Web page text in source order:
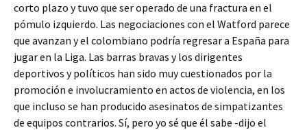
corto plazo y tuvo que ser operado de una fractura en el
pómulo izquierdo. Las negociaciones con el Watford parece
que avanzan y el colombiano podría regresar a España para
jugar en la Liga. Las barras bravas y los dirigentes
deportivos y políticos han sido muy cuestionados por la
promoción e involucramiento en actos de violencia, en los
que incluso se han producido asesinatos de simpatizantes
de equipos contrarios. Sí, pero yo sé que él sabe -dijo el